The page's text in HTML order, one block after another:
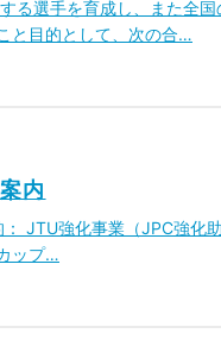
る選手を育成し、また全国
と目的として、次の合…
内
JTU強化事業（JPC強化
ップ…